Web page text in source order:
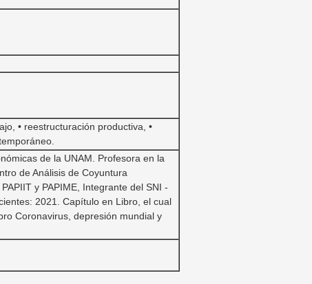
• reestructuración productiva, •
de la UNAM. Profesora en la
de Análisis de Coyuntura
y PAPIME, Integrante del SNI -
2021. Capítulo en Libro, el cual
Coronavirus, depresión mundial y